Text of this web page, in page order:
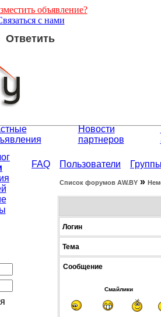
объявление?
с нами
Ответить
Новости
партнеров
FAQ Пользователи
Список форумов АW.BY »
Логин
Тема
Сообщение
Смайлики